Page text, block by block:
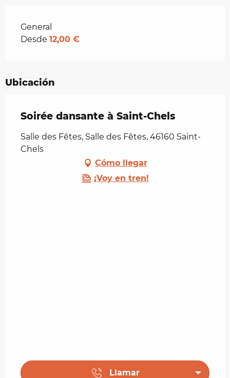
Tarifas 2026
General
Desde 12,00 €
Ubicación
Soirée dansante à Saint-Chels
Salle des Fêtes, Salle des Fêtes, 46160 Saint-
Chels
Cómo llegar
¡Voy en tren!
Llamar